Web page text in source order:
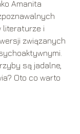
Amanita
literaturze i
związanych
są jadalne,
Oto co warto